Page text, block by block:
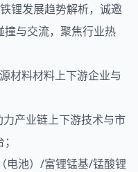
锂发展趋势解析，诚邀
与交流，聚焦行业热
材料材料上下游企业与
产业链上下游技术与市
电池）/富锂锰基/锰酸锂